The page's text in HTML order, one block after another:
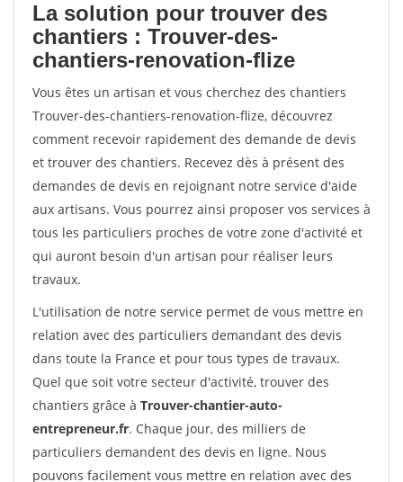
La solution pour trouver des
chantiers : Trouver-des-
chantiers-renovation-flize
Vous êtes un artisan et vous cherchez des chantiers
Trouver-des-chantiers-renovation-flize, découvrez
comment recevoir rapidement des demande de devis
et trouver des chantiers. Recevez dès à présent des
demandes de devis en rejoignant notre service d'aide
aux artisans. Vous pourrez ainsi proposer vos services à
tous les particuliers proches de votre zone d'activité et
qui auront besoin d'un artisan pour réaliser leurs
travaux.
L'utilisation de notre service permet de vous mettre en
relation avec des particuliers demandant des devis
dans toute la France et pour tous types de travaux.
Quel que soit votre secteur d'activité, trouver des
chantiers grâce à Trouver-chantier-auto-
entrepreneur.fr. Chaque jour, des milliers de
particuliers demandent des devis en ligne. Nous
pouvons facilement vous mettre en relation avec des